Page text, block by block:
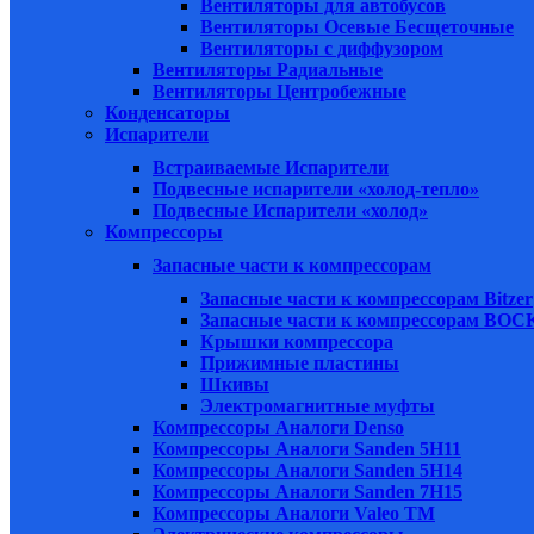
Вентиляторы для автобусов
Вентиляторы Осевые Бесщеточные
Вентиляторы с диффузором
Вентиляторы Радиальные
Вентиляторы Центробежные
Конденсаторы
Испарители
Встраиваемые Испарители
Подвесные испарители «холод-тепло»
Подвесные Испарители «холод»
Компрессоры
Запасные части к компрессорам
Запасные части к компрессорам Bitzer
Запасные части к компрессорам
Крышки компрессора
Прижимные пластины
Шкивы
Электромагнитные муфты
Компрессоры Аналоги Denso
Компрессоры Аналоги Sanden 5H11
Компрессоры Аналоги Sanden 5H14
Компрессоры Аналоги Sanden 7H15
Компрессоры Аналоги Valeo ТМ